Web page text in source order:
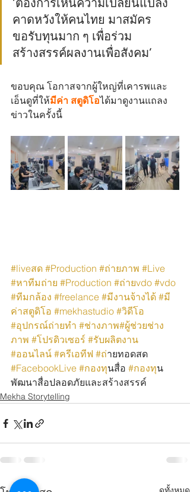
‘ต้องการเห็นความเปลี่ยนแปลง
คาดหวังให้คนไทย มาสมัคร
ขอรับทุนมาก ๆ เพื่อร่วม
สร้างสรรค์ผลงานเพื่อสังคม’
ขอบคุณ โอกาสจากผู้ใหญ่ที่เคารพและ
เอ็นดูที่ให้มีค่า สตูดิโอได้มาดูงานแถลง
ข่าวในครั้งนี้
#liveสด #Production #ถ่ายภาพ #Live
#หาทีมถ่าย #Production #ถ่ายvdo #vdo
#ทีมกล้อง #freelance #มีงานจ้างได้ #มี
ค่าสตูดิโอ #mekhastudio #วิดีโอ
#อุปกรณ์ถ่ายทำ #ช่างภาพ#ผู้ช่วยช่าง
ภาพ #โปรดิวเซอร์ #รับผลิตงาน
#ออนไลน์ #ครีเอทีฟ #ถ่ายทอดสด
#FacebookLive #กองทุนสื่อ #กองทุน
พัฒนาสื่อปลอดภัยและสร้างสรรค์
Mekha Storytelling